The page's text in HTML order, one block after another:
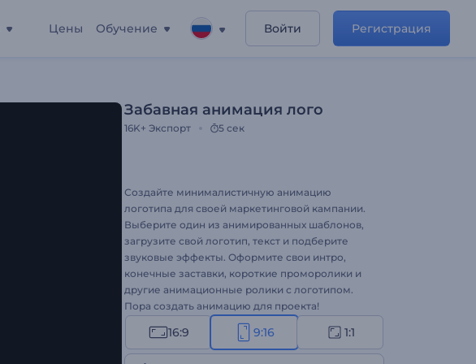
Цены Обучение Войти Регистрация
Забавная анимация лого
16K+ Экспорт 5 сек
Создайте минималистичную анимацию
логотипа для своей маркетинговой кампании.
Выберите один из анимированных шаблонов,
загрузите свой логотип, текст и подберите
звуковые эффекты. Оформите свои интро,
конечные заставки, короткие проморолики и
другие анимационные ролики с логотипом.
Пора создать анимацию для проекта!
16:9 9:16 1:1